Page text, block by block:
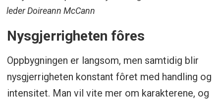
leder Doireann McCann
Nysgjerrigheten fôres
Oppbygningen er langsom, men samtidig blir
nysgjerrigheten konstant fôret med handling og
intensitet. Man vil vite mer om karakterene, og